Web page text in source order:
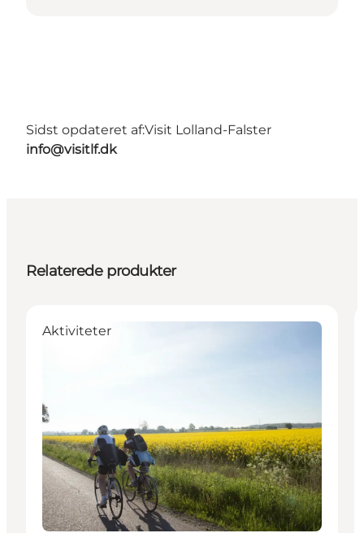
Sidst opdateret af:Visit Lolland-Falster
info@visitlf.dk
Relaterede produkter
Aktiviteter